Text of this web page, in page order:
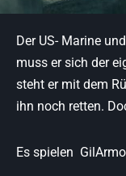
Der US- Marine
muss er sich der
steht er mit dem
ihn noch retten.
Es spielen